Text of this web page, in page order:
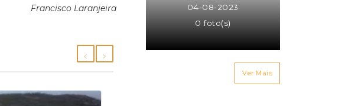
Francisco Laranjeira
04-08-2023
0 foto(s)
Ver Mais